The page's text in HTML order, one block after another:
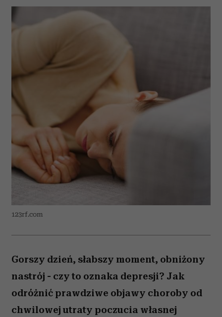
123rf.com
Gorszy dzień, słabszy moment, obniżony
nastrój - czy to oznaka depresji? Jak
odróżnić prawdziwe objawy choroby od
chwilowej utraty poczucia własnej